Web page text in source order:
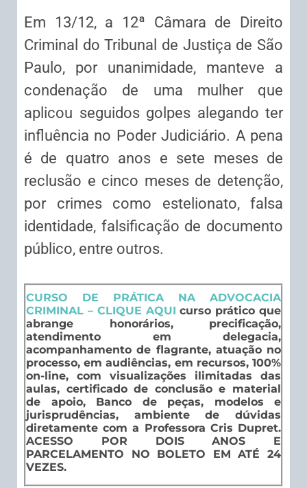
Em 13/12, a 12ª Câmara de Direito
Criminal do Tribunal de Justiça de São
Paulo, por unanimidade, manteve a
condenação de uma mulher que
aplicou seguidos golpes alegando ter
influência no Poder Judiciário. A pena
é de quatro anos e sete meses de
reclusão e cinco meses de detenção,
por crimes como estelionato, falsa
identidade, falsificação de documento
público, entre outros.
CURSO DE PRÁTICA NA ADVOCACIA
CRIMINAL – CLIQUE AQUIcurso prático que
abrange honorários, precificação,
atendimento em delegacia,
acompanhamento de flagrante, atuação no
processo, em audiências, em recursos, 100%
on-line, com visualizações ilimitadas das
aulas, certificado de conclusão e material
de apoio, Banco de peças, modelos e
jurisprudências, ambiente de dúvidas
diretamente com a Professora Cris Dupret.
ACESSO POR DOIS ANOS E
PARCELAMENTO NO BOLETO EM ATÉ 24
VEZES.